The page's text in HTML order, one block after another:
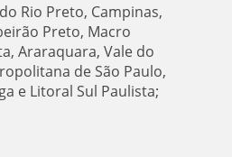
Rio Preto, Campinas,
Preto, Macro
Araraquara, Vale do
de São Paulo,
e Litoral Sul Paulista;